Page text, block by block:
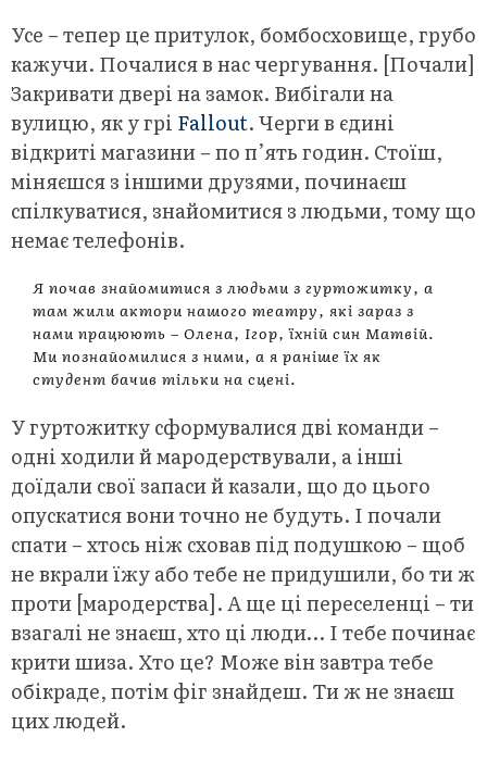
Усе – тепер це притулок, бомбосховище, грубо
кажучи. Почалися в нас чергування. [Почали]
Закривати двері на замок. Вибігали на
вулицю, як у грі Fallout. Черги в єдині
відкриті магазини – по п’ять годин. Стоїш,
міняєшся з іншими друзями, починаєш
спілкуватися, знайомитися з людьми, тому що
немає телефонів.
Я почав знайомитися з людьми з гуртожитку, а
там жили актори нашого театру, які зараз з
нами працюють – Олена, Ігор, їхній син Матвій.
Ми познайомилися з ними, а я раніше їх як
студент бачив тільки на сцені.
У гуртожитку сформувалися дві команди –
одні ходили й мародерствували, а інші
доїдали свої запаси й казали, що до цього
опускатися вони точно не будуть. І почали
спати – хтось ніж сховав під подушкою – щоб
не вкрали їжу або тебе не придушили, бо ти ж
проти [мародерства]. А ще ці переселенці – ти
взагалі не знаєш, хто ці люди… І тебе починає
крити шиза. Хто це? Може він завтра тебе
обікраде, потім фіг знайдеш. Ти ж не знаєш
цих людей.